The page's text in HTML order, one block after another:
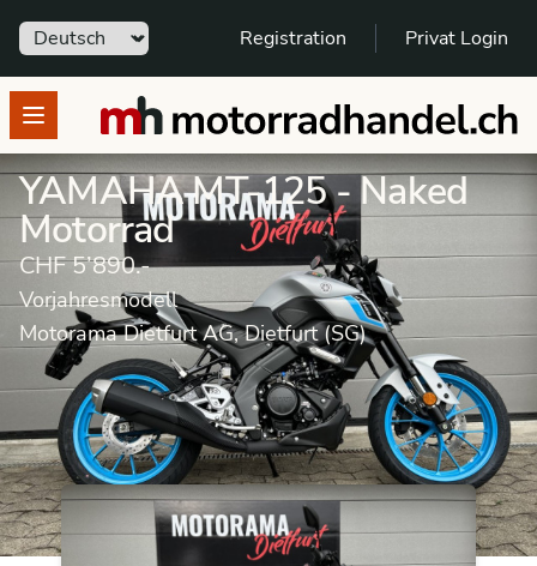
Sprache Registration Privat Login
Open menumotorradhandel.ch
YAMAHA MT-125 - Naked
Motorrad
CHF 5’890.-
Vorjahresmodell
Motorama Dietfurt AG, Dietfurt (SG)
Motorrad Vorjahresmodell
Naked Motorrad
YAMAHA
MT 125